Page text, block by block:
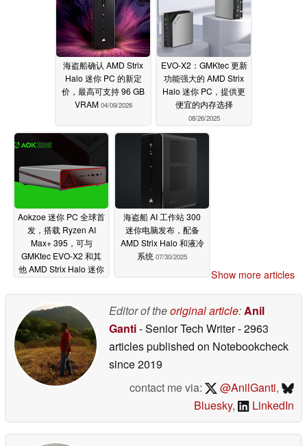
海盗船确认 AMD Strix
Halo 迷你 PC 的新定
价，最高可支持 96 GB
VRAM 04/09/2026
EVO-X2：GMKtec 更新
功能强大的 AMD Strix
Halo 迷你 PC，提供更
便宜的内存选择
08/26/2025
Aokzoe 迷你 PC 全球首
发，搭载 Ryzen AI
Max+ 395，可与
GMKtec EVO-X2 和其
他 AMD Strix Halo 迷你
海盗船 AI 工作站 300
迷你电脑发布，配备
AMD Strix Halo 和液冷
系统 07/30/2025
Show more articles
Editor of theoriginal article:Anil
Ganti- Senior Tech Writer- 2963
articles published on Notebookcheck
since 2019
contact me via:
@AnilGanti,
Bluesky, LinkedIn